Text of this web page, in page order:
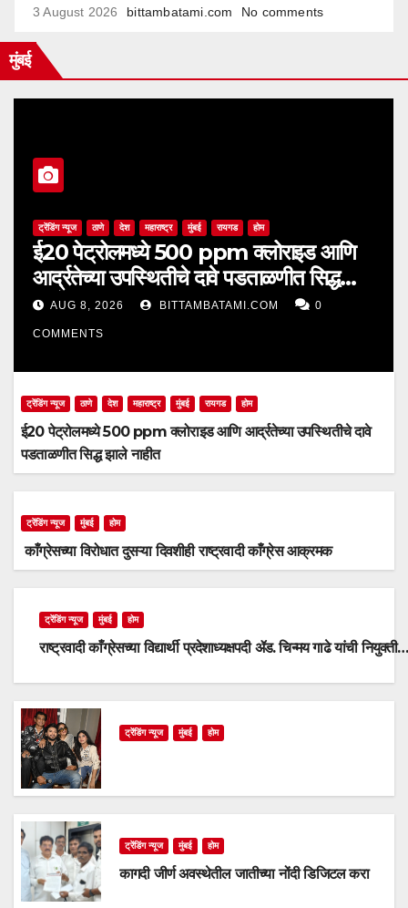
3 August 2026 bittambatami.com No comments
मुंबई
ट्रेंडिंग न्यूज ठाणे देश महाराष्ट्र मुंबई रायगड होम
ई20 पेट्रोलमध्ये 500 ppm क्लोराइड आणि
आर्द्रतेच्या उपस्थितीचे दावे पडताळणीत सिद्ध
झाले नाहीत
AUG 8, 2026 BITTAMBATAMI.COM 0
COMMENTS
ट्रेंडिंग न्यूज ठाणे देश महाराष्ट्र मुंबई रायगड होम
ई20 पेट्रोलमध्ये 500 ppm क्लोराइड आणि आर्द्रतेच्या उपस्थितीचे दावे
पडताळणीत सिद्ध झाले नाहीत
ट्रेंडिंग न्यूज मुंबई होम
काँग्रेसच्या विरोधात दुसऱ्या दिवशीही राष्ट्रवादी काँग्रेस आक्रमक
ट्रेंडिंग न्यूज मुंबई होम
राष्ट्रवादी काँग्रेसच्या विद्यार्थी प्रदेशाध्यक्षपदी ॲड. चिन्मय गाढे यांची नियुक्ती…
ट्रेंडिंग न्यूज मुंबई होम
ट्रेंडिंग न्यूज मुंबई होम
कागदी जीर्ण अवस्थेतील जातीच्या नोंदी डिजिटल करा